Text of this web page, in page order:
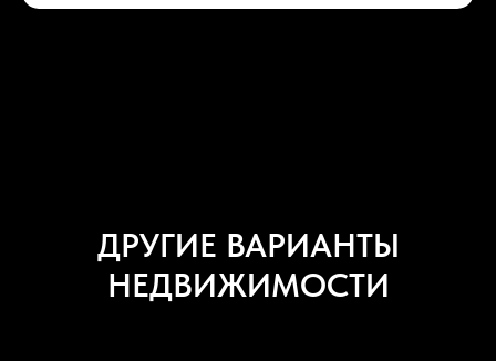
ДРУГИЕ ВАРИАНТЫ
НЕДВИЖИМОСТИ